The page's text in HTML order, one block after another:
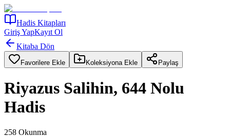
Hadis Kitapları
Giriş YapKayıt Ol
Kitaba Dön
Favorilere Ekle Koleksiyona Ekle Paylaş
Riyazus Salihin, 644 Nolu
Hadis
258 Okunma